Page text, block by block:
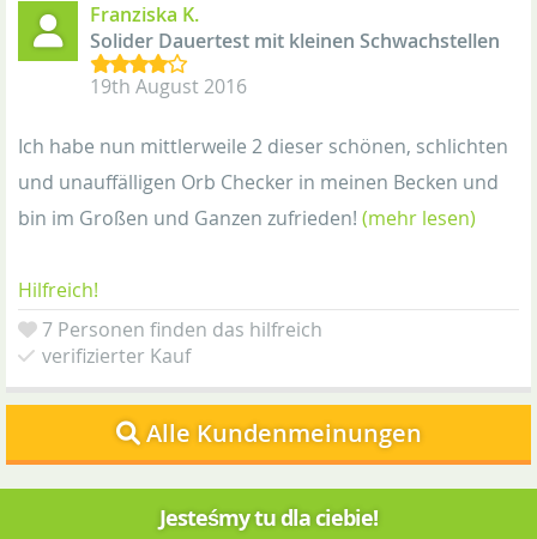
Franziska K.
Solider Dauertest mit kleinen Schwachstellen
19th August 2016
Ich habe nun mittlerweile 2 dieser schönen, schlichten
und unauffälligen Orb Checker in meinen Becken und
bin im Großen und Ganzen zufrieden! (mehr lesen)
Hilfreich!
7 Personen finden das hilfreich
verifizierter Kauf
Alle Kundenmeinungen
Jesteśmy tu dla ciebie!